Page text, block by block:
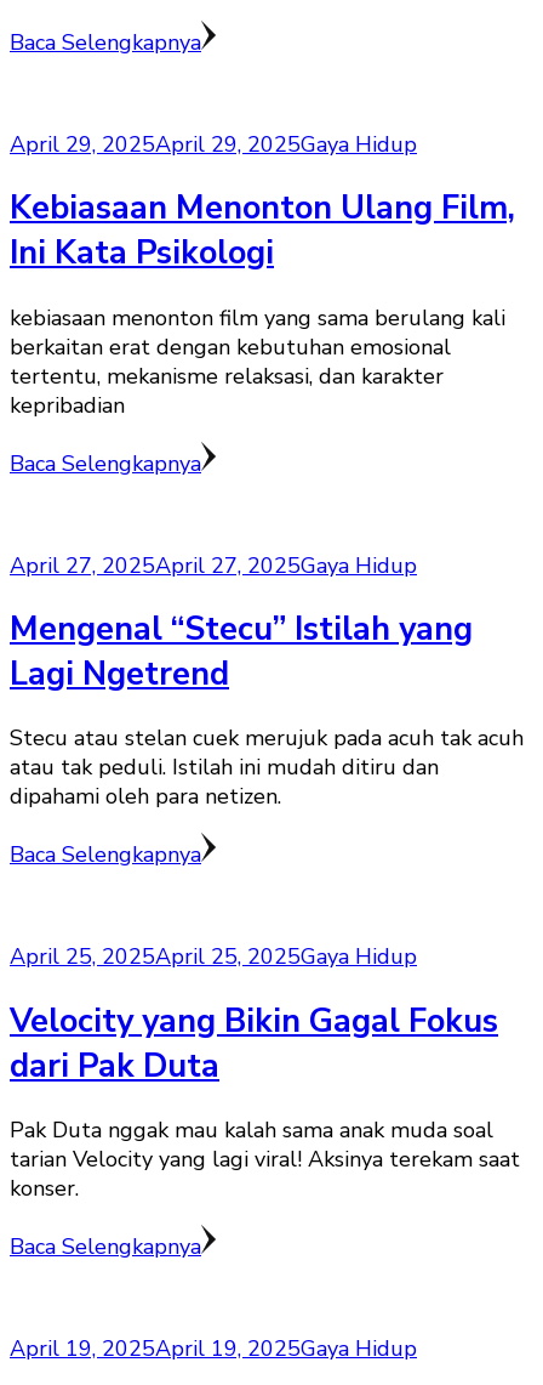
Baca Selengkapnya
April 29, 2025April 29, 2025Gaya Hidup
Kebiasaan Menonton Ulang Film,
Ini Kata Psikologi
kebiasaan menonton film yang sama berulang kali
berkaitan erat dengan kebutuhan emosional
tertentu, mekanisme relaksasi, dan karakter
kepribadian
Baca Selengkapnya
April 27, 2025April 27, 2025Gaya Hidup
Mengenal “Stecu” Istilah yang
Lagi Ngetrend
Stecu atau stelan cuek merujuk pada acuh tak acuh
atau tak peduli. Istilah ini mudah ditiru dan
dipahami oleh para netizen.
Baca Selengkapnya
April 25, 2025April 25, 2025Gaya Hidup
Velocity yang Bikin Gagal Fokus
dari Pak Duta
Pak Duta nggak mau kalah sama anak muda soal
tarian Velocity yang lagi viral! Aksinya terekam saat
konser.
Baca Selengkapnya
April 19, 2025April 19, 2025Gaya Hidup